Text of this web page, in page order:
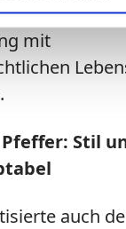
mit
Stil
auch